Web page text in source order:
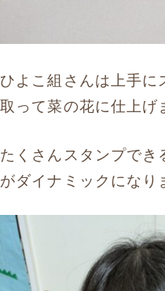
ひよこ組さんは上手に
取って菜の花に仕上げ
たくさんスタンプでき
がダイナミックになり